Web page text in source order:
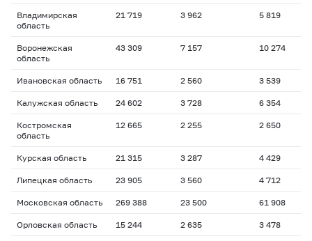
Владимирская
область
21 719 3 962 5 819
Воронежская
область
43 309 7 157 10 274
Ивановская область 16 751 2 560 3 539
Калужская область 24 602 3 728 6 354
Костромская
область
12 665 2 255 2 650
Курская область 21 315 3 287 4 429
Липецкая область 23 905 3 560 4 712
Московская область 269 388 23 500 61 908
Орловская область 15 244 2 635 3 478